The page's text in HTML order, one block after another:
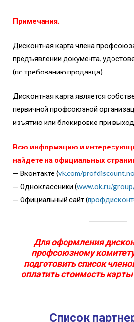
Примечания.
Дисконтная карта члена
предъявлении документа,
(по требованию продавца).
Дисконтная карта является
первичной профсоюзной
изъятию или блокировке при
Всю информацию и
найдете на официальных
— Вконтакте (vk.com/
— Одноклассники (www.ok.ru/
— Официальный сайт (
Для оформления
профсоюзному
подготовить список
оплатить стоимость
Список